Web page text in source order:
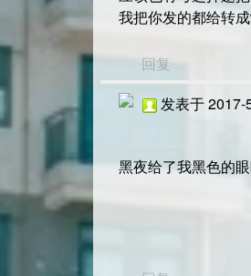
我把你发的都给转
回复
发表于 2017-
黑夜给了我黑色的